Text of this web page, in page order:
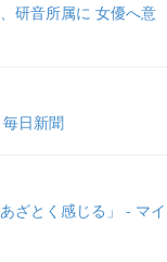
研音所属に 女優へ意
日新聞
ざとく感じる」 - マイ